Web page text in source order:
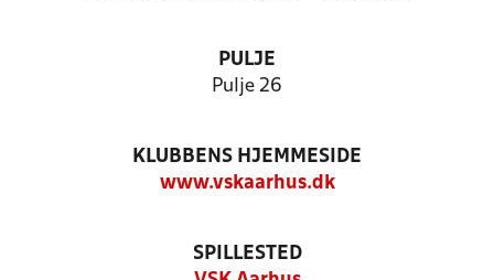
PULJE
Pulje 26
KLUBBENS HJEMMESIDE
www.vskaarhus.dk
SPILLESTED